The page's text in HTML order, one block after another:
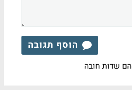
הוסף תגובה
הם שדות חובה